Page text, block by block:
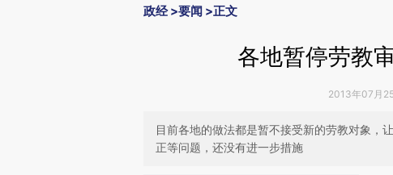
政经>要闻 >正文
各地暂停劳教
2013年07月
目前各地的做法都是暂不接受新的劳教对象，
正等问题，还没有进一步措施